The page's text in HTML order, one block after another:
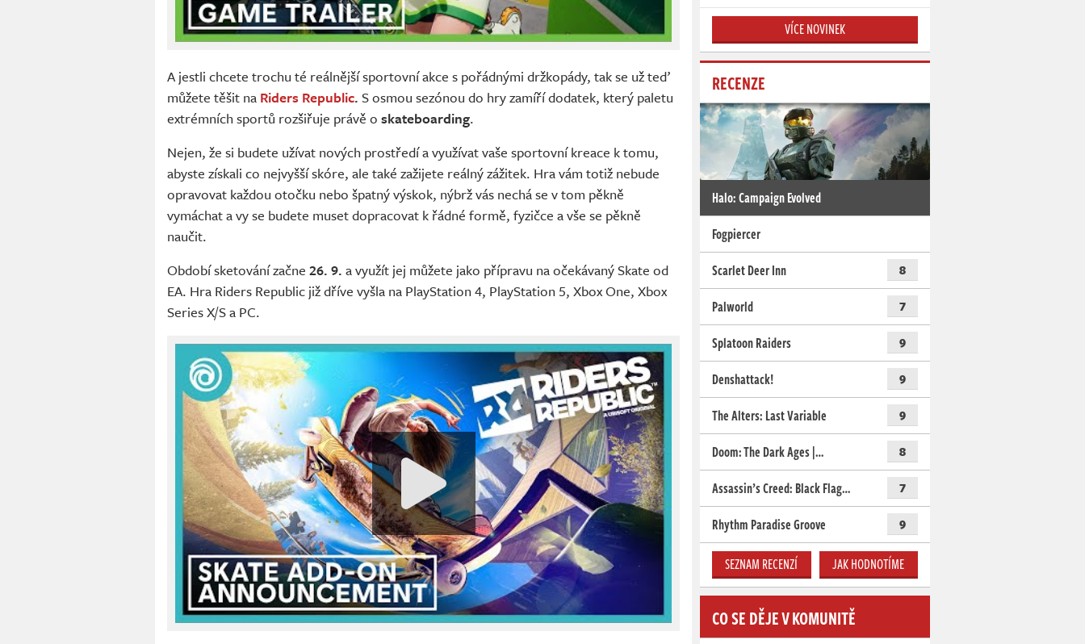
A jestli chcete trochu té reálnější sportovní akce s pořádnými držkopády, tak se už teď
můžete těšit na Riders Republic. S osmou sezónou do hry zamíří dodatek, který paletu
extrémních sportů rozšiřuje právě o skateboarding.
Nejen, že si budete užívat nových prostředí a využívat vaše sportovní kreace k tomu,
abyste získali co nejvyšší skóre, ale také zažijete reálný zážitek. Hra vám totiž nebude
opravovat každou otočku nebo špatný výskok, nýbrž vás nechá se v tom pěkně
vymáchat a vy se budete muset dopracovat k řádné formě, fyzičce a vše se pěkně
naučit.
Období sketování začne 26. 9. a využít jej můžete jako přípravu na očekávaný Skate od
EA. Hra Riders Republic již dříve vyšla na PlayStation 4, PlayStation 5, Xbox One, Xbox
Series X/S a PC.
VÍCE NOVINEK
RECENZE
Halo: Campaign Evolved
Fogpiercer
Scarlet Deer Inn
8
Palworld 7
Splatoon Raiders 9
Denshattack! 9
The Alters: Last Variable 9
Doom: The Dark Ages |… 8
Assassin’s Creed: Black Flag… 7
Rhythm Paradise Groove 9
SEZNAM RECENZÍ JAK HODNOTÍME
CO SE DĚJE V KOMUNITĚ